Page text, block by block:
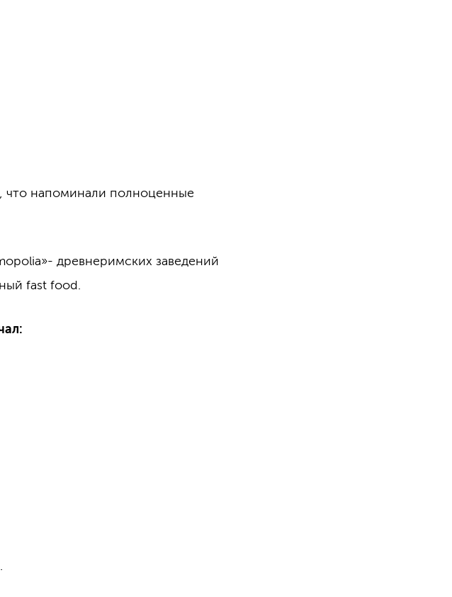
что напоминали полноценные
древнеримских заведений
fast food.